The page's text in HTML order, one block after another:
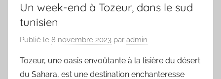
Un week-end à Tozeur, dans le sud
tunisien
Publié le 8 novembre 2023 par admin
Tozeur, une oasis envoûtante à la lisière du désert
du Sahara, est une destination enchanteresse